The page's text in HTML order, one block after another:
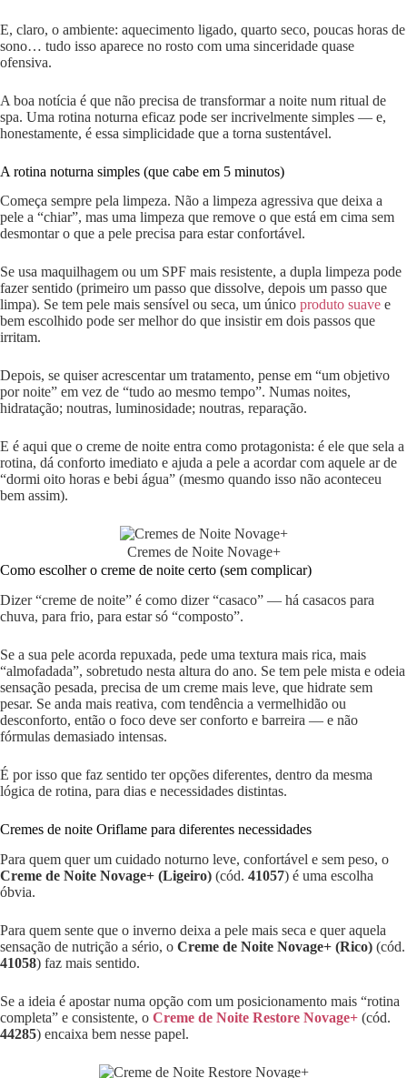
E, claro, o ambiente: aquecimento ligado, quarto seco, poucas horas de
sono… tudo isso aparece no rosto com uma sinceridade quase
ofensiva.
A boa notícia é que não precisa de transformar a noite num ritual de
spa. Uma rotina noturna eficaz pode ser incrivelmente simples — e,
honestamente, é essa simplicidade que a torna sustentável.
A rotina noturna simples (que cabe em 5 minutos)
Começa sempre pela limpeza. Não a limpeza agressiva que deixa a
pele a “chiar”, mas uma limpeza que remove o que está em cima sem
desmontar o que a pele precisa para estar confortável.
Se usa maquilhagem ou um SPF mais resistente, a dupla limpeza pode
fazer sentido (primeiro um passo que dissolve, depois um passo que
limpa). Se tem pele mais sensível ou seca, um único produto suave e
bem escolhido pode ser melhor do que insistir em dois passos que
irritam.
Depois, se quiser acrescentar um tratamento, pense em “um objetivo
por noite” em vez de “tudo ao mesmo tempo”. Numas noites,
hidratação; noutras, luminosidade; noutras, reparação.
E é aqui que o creme de noite entra como protagonista: é ele que sela a
rotina, dá conforto imediato e ajuda a pele a acordar com aquele ar de
“dormi oito horas e bebi água” (mesmo quando isso não aconteceu
bem assim).
Cremes de Noite Novage+
Como escolher o creme de noite certo (sem complicar)
Dizer “creme de noite” é como dizer “casaco” — há casacos para
chuva, para frio, para estar só “composto”.
Se a sua pele acorda repuxada, pede uma textura mais rica, mais
“almofadada”, sobretudo nesta altura do ano. Se tem pele mista e odeia
sensação pesada, precisa de um creme mais leve, que hidrate sem
pesar. Se anda mais reativa, com tendência a vermelhidão ou
desconforto, então o foco deve ser conforto e barreira — e não
fórmulas demasiado intensas.
É por isso que faz sentido ter opções diferentes, dentro da mesma
lógica de rotina, para dias e necessidades distintas.
Cremes de noite Oriflame para diferentes necessidades
Para quem quer um cuidado noturno leve, confortável e sem peso, o
Creme de Noite Novage+ (Ligeiro) (cód. 41057) é uma escolha
óbvia.
Para quem sente que o inverno deixa a pele mais seca e quer aquela
sensação de nutrição a sério, o Creme de Noite Novage+ (Rico) (cód.
41058) faz mais sentido.
Se a ideia é apostar numa opção com um posicionamento mais “rotina
completa” e consistente, o Creme de Noite Restore Novage+ (cód.
44285) encaixa bem nesse papel.